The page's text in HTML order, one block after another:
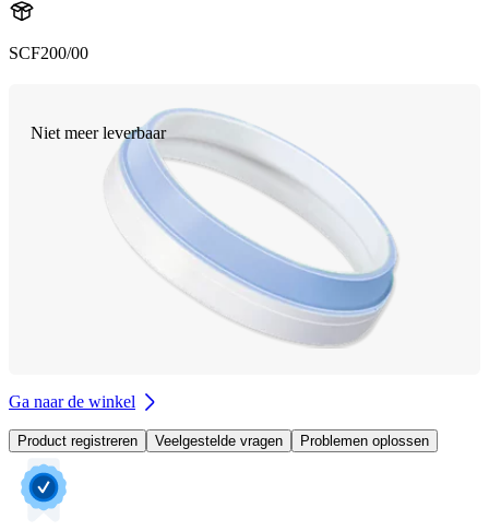
SCF200/00
Niet meer leverbaar
Ga naar de winkel
Product registreren Veelgestelde vragen Problemen oplossen